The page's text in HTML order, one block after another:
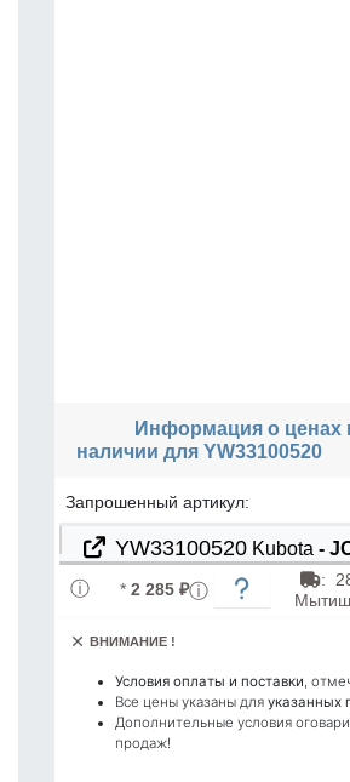
Информация о ценах
наличии для YW33100520
Запрошенный артикул:
YW33100520 Kubota -
* 2 285 ₽ :
ВНИМАНИЕ !
Условия оплаты и поставки,
Все цены указаны для указанных
Дополнительные условия
продаж!